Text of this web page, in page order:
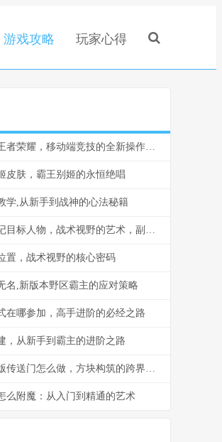
游戏攻略 玩家心得
小米手柄怎么玩王者荣耀，移动端竞技的全新操作体验
皮肤，霸王别姬的永恒绝唱
学,从新手到战神的心法秘籍
和平精英如何标记目标人物，战术视野的艺术，副标题，从新手到大师的标记进阶之路
置，战术视野的核心密码
名,新版本野区霸主的应对策略
在哪参加，高手进阶的必经之路
，从新手到霸主的进阶之路
**我的世界手机版传送门怎么做，方块构筑的跨界奇迹副标题**
么附魔：从入门到精通的艺术